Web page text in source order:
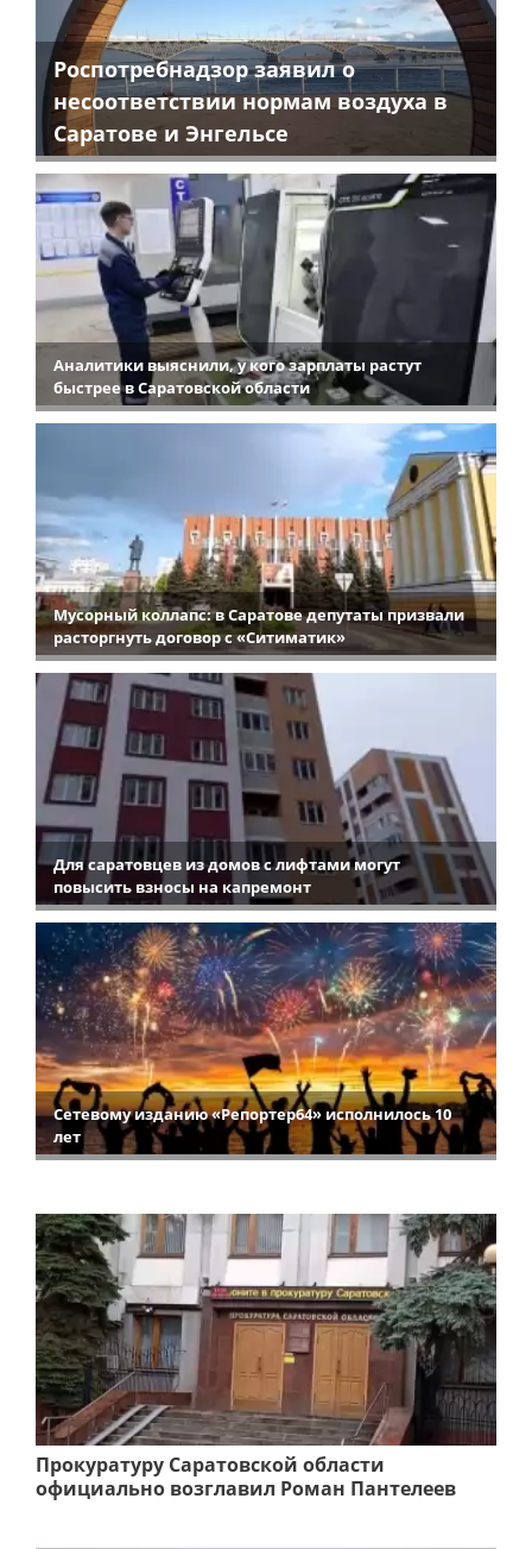
Роспотребнадзор заявил о
несоответствии нормам воздуха в
Саратове и Энгельсе
Аналитики выяснили, у кого зарплаты растут
быстрее в Саратовской области
Мусорный коллапс: в Саратове депутаты призвали
расторгнуть договор с «Ситиматик»
Для саратовцев из домов с лифтами могут
повысить взносы на капремонт
Сетевому изданию «Репортер64» исполнилось 10
лет
Прокуратуру Саратовской области
официально возглавил Роман Пантелеев